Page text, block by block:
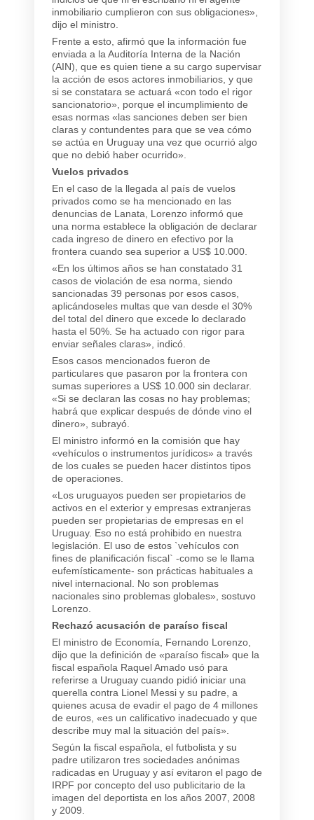
inmobiliario cumplieron con sus obligaciones»,
dijo el ministro.
Frente a esto, afirmó que la información fue
enviada a la Auditoría Interna de la Nación
(AIN), que es quien tiene a su cargo supervisar
la acción de esos actores inmobiliarios, y que
si se constatara se actuará «con todo el rigor
sancionatorio», porque el incumplimiento de
esas normas «las sanciones deben ser bien
claras y contundentes para que se vea cómo
se actúa en Uruguay una vez que ocurrió algo
que no debió haber ocurrido».
Vuelos privados
En el caso de la llegada al país de vuelos
privados como se ha mencionado en las
denuncias de Lanata, Lorenzo informó que
una norma establece la obligación de declarar
cada ingreso de dinero en efectivo por la
frontera cuando sea superior a US$ 10.000.
«En los últimos años se han constatado 31
casos de violación de esa norma, siendo
sancionadas 39 personas por esos casos,
aplicándoseles multas que van desde el 30%
del total del dinero que excede lo declarado
hasta el 50%. Se ha actuado con rigor para
enviar señales claras», indicó.
Esos casos mencionados fueron de
particulares que pasaron por la frontera con
sumas superiores a US$ 10.000 sin declarar.
«Si se declaran las cosas no hay problemas;
habrá que explicar después de dónde vino el
dinero», subrayó.
El ministro informó en la comisión que hay
«vehículos o instrumentos jurídicos» a través
de los cuales se pueden hacer distintos tipos
de operaciones.
«Los uruguayos pueden ser propietarios de
activos en el exterior y empresas extranjeras
pueden ser propietarias de empresas en el
Uruguay. Eso no está prohibido en nuestra
legislación. El uso de estos `vehículos con
fines de planificación fiscal` -como se le llama
eufemísticamente- son prácticas habituales a
nivel internacional. No son problemas
nacionales sino problemas globales», sostuvo
Lorenzo.
Rechazó acusación de paraíso fiscal
El ministro de Economía, Fernando Lorenzo,
dijo que la definición de «paraíso fiscal» que la
fiscal española Raquel Amado usó para
referirse a Uruguay cuando pidió iniciar una
querella contra Lionel Messi y su padre, a
quienes acusa de evadir el pago de 4 millones
de euros, «es un calificativo inadecuado y que
describe muy mal la situación del país».
Según la fiscal española, el futbolista y su
padre utilizaron tres sociedades anónimas
radicadas en Uruguay y así evitaron el pago de
IRPF por concepto del uso publicitario de la
imagen del deportista en los años 2007, 2008
y 2009.